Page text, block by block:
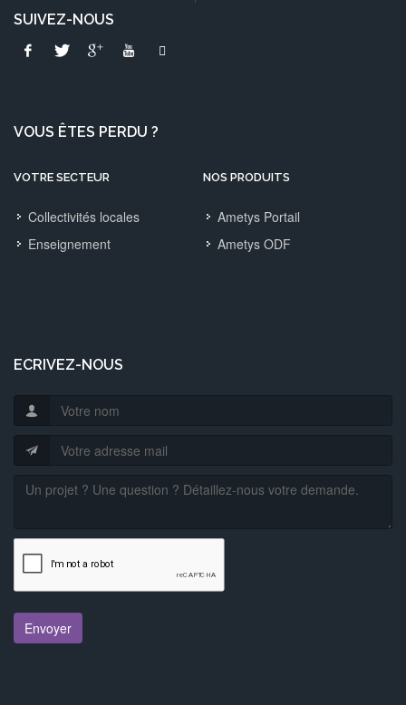
SUIVEZ-NOUS
VOUS ÊTES PERDU ?
VOTRE SECTEUR
Collectivités locales
Enseignement
NOS PRODUITS
Ametys Portail
Ametys ODF
ECRIVEZ-NOUS